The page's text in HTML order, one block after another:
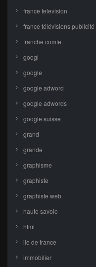
france television
france télévisions publicité
franche comte
googl
google
google adword
google adwords
google suisse
grand
grande
graphisme
graphiste
graphiste web
haute savoie
html
ile de france
immobilier